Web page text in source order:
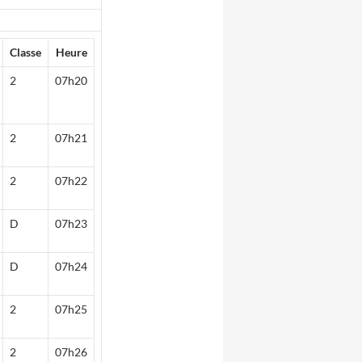
Classe Heure
2 07h20
2 07h21
2 07h22
D 07h23
D 07h24
2 07h25
2 07h26